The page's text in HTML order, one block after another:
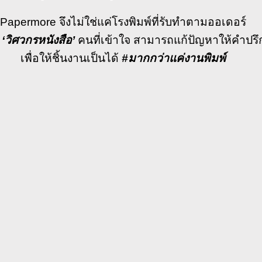
Papermore จึงไม่ใช่แค่โรงพิมพ์ที่รับทำตามออเดอร์
‘วิศวกรหนังสือ’คนที่เข้าใจ สามารถแก้ปัญหาให้คำปรึ
เพื่อให้ชิ้นงานเป็นได้ #มากกว่าแค่งานพิมพ์